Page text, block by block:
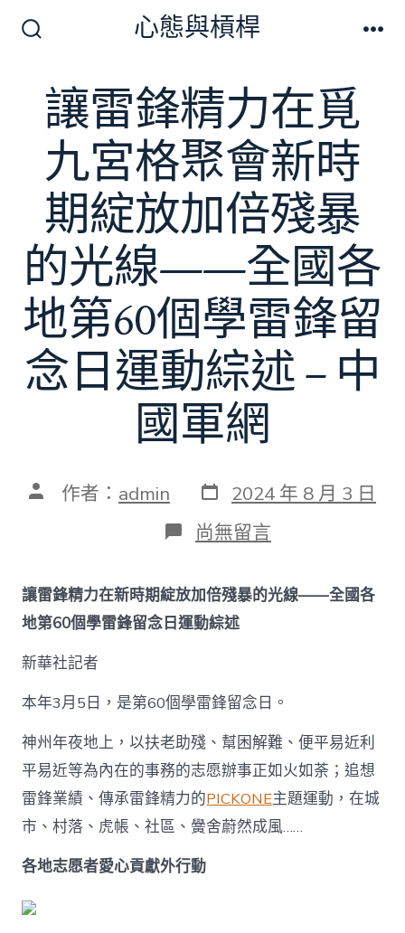
換
開
心態與槓桿
讓雷鋒精力在覓
九宮格聚會新時
期綻放加倍殘暴
的光線——全國各
地第60個學雷鋒留
念日運動綜述 – 中
國軍網
文 作者： admin 發
表
日
期
2024 年 8 月 3 日
在
〈讓
鋒
精
力
宮
格
聚
會
新
時
期
綻
放
加
倍
尚無留言
讓雷鋒精力在新時期綻放加倍殘暴的光線——全國各
地第60個學雷鋒留念日運動綜述
新華社記者
本年3月5日，是第60個學雷鋒留念日。
神州年夜地上，以扶老助殘、幫困解難、便平易近利
平易近等為內在的事務的志愿辦事正如火如荼；追想
雷鋒業績、傳承雷鋒精力的PICKONE主題運動，在城
市、村落、虎帳、社區、黌舍蔚然成風……
各地志愿者愛心貢獻外行動